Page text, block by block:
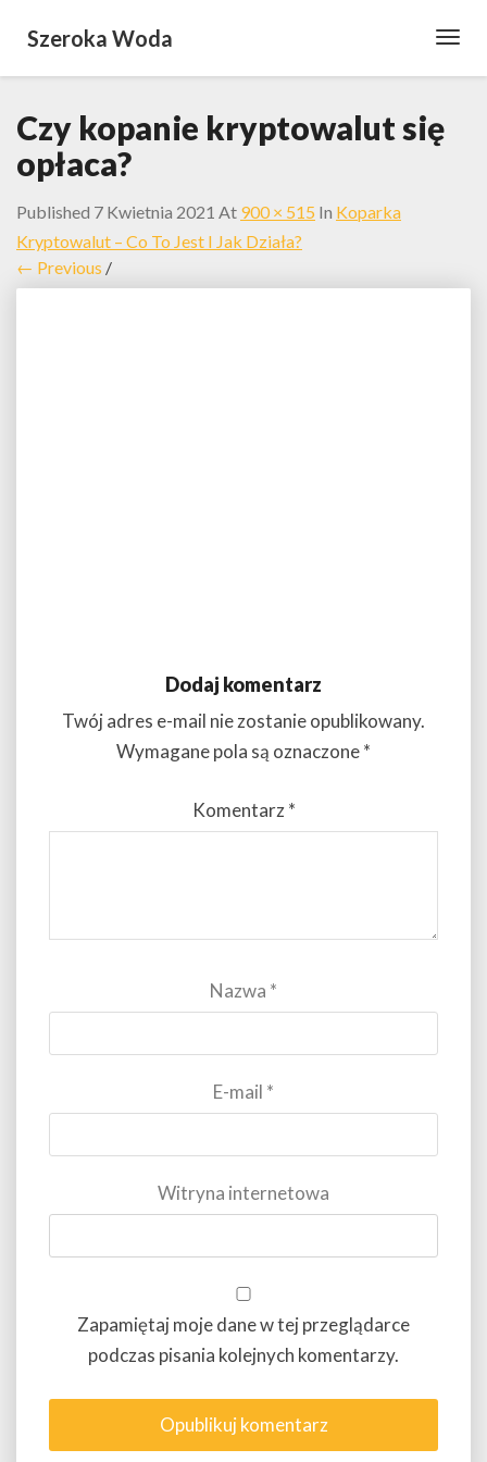
Szeroka Woda
Czy kopanie kryptowalut się
opłaca?
Published 7 Kwietnia 2021 At 900 × 515 In Koparka
Kryptowalut – Co To Jest I Jak Działa?
← Previous /
Dodaj komentarz
Twój adres e-mail nie zostanie opublikowany.
Wymagane pola są oznaczone*
Komentarz*
Nazwa *
E-mail *
Witryna internetowa
Zapamiętaj moje dane w tej przeglądarce
podczas pisania kolejnych komentarzy.